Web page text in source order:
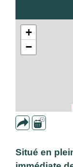
+
−
Situé en